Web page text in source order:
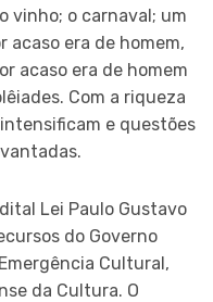
vinho; o carnaval; um
acaso era de homem,
acaso era de homem
Com a riqueza
e questões
Lei Paulo Gustavo
do Governo
Cultural,
da Cultura. O